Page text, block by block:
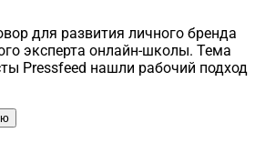
для развития личного бренда
эксперта онлайн-школы. Тема
Pressfeed нашли рабочий подход